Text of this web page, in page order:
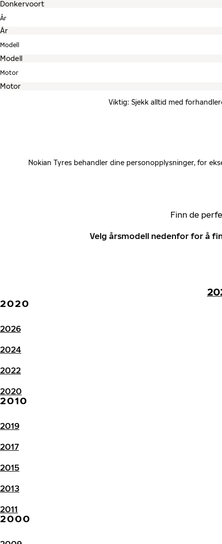
År
Modell
Motor
Viktig: Sjekk alltid med
Nokian Tyres behandler dine personopplysninger, for
Finn de
Velg årsmodell nedenfor for å
2020
2026
2024
2022
2020
2010
2019
2017
2015
2013
2011
2000